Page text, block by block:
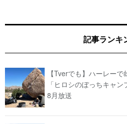
記事ランキ
【Tverでも】ハーレー
「ヒロシのぼっちキャ
8月放送